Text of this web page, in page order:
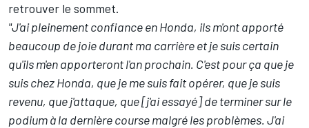
retrouver le sommet.
"J'ai pleinement confiance en Honda, ils m'ont apporté
beaucoup de joie durant ma carrière et je suis certain
qu'ils m'en apporteront l'an prochain. C'est pour ça que je
suis chez Honda, que je me suis fait opérer, que je suis
revenu, que j'attaque, que [j'ai essayé] de terminer sur le
podium à la dernière course malgré les problèmes. J'ai